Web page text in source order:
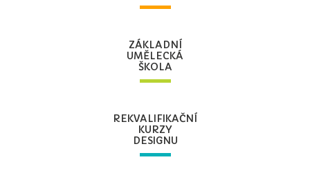
ZÁKLADNÍ
UMĚLECKÁ
ŠKOLA
REKVALIFIKAČNÍ
KURZY
DESIGNU